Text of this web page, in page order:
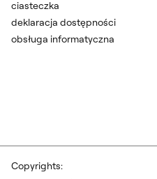
Copyrights:
ciasteczka
deklaracja dostępności
obsługa informatyczna